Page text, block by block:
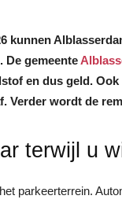
kunnen
De gemeente
en dus geld.
Verder wordt de
terwijl u
parkeerterrein.